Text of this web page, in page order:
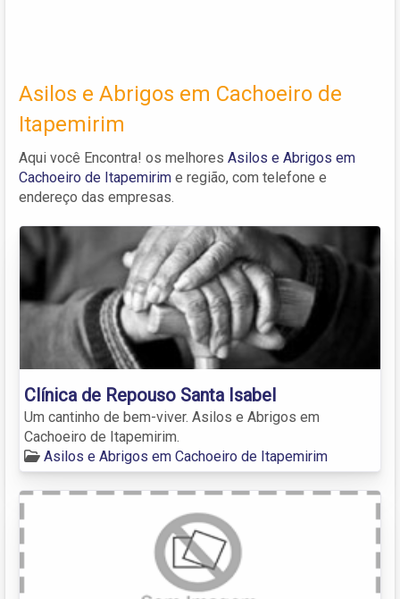
Asilos e Abrigos em Cachoeiro de
Itapemirim
Aqui você Encontra! os melhores Asilos e Abrigos em
Cachoeiro de Itapemirim e região, com telefone e
endereço das empresas.
Clínica de Repouso Santa Isabel
Um cantinho de bem-viver. Asilos e Abrigos em
Cachoeiro de Itapemirim.
Asilos e Abrigos em Cachoeiro de Itapemirim